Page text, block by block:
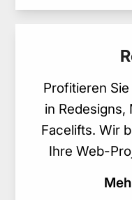
Profitieren
in
Facelifts. Wir
Ihre Web-